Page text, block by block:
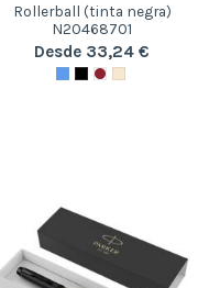
Rollerball (tinta negra)
N20468701
Desde 33,24 €